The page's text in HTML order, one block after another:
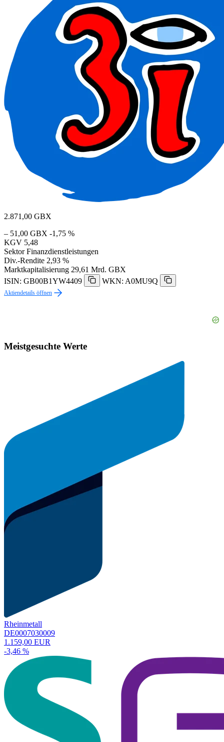
2.871,00 GBX
– 51,00 GBX -1,75 %
KGV 5,48
Sektor Finanzdienstleistungen
Div.-Rendite 2,93 %
Marktkapitalisierung 29,61 Mrd. GBX
ISIN: GB00B1YW4409
WKN: A0MU9Q
Aktiendetails öffnen
Meistgesuchte Werte
Rheinmetall
DE0007030009
1.159,00 EUR
-3,46 %